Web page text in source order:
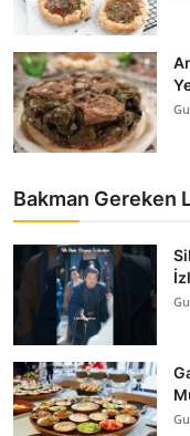
Bakman Gereken